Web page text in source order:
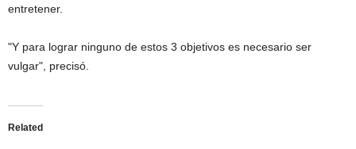
entretener.
"Y para lograr ninguno de estos 3 objetivos es necesario ser
vulgar", precisó.
Related